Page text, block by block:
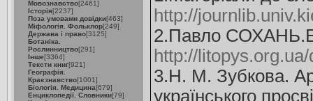
Мовознавство[2461]
Історія[2237]
Поза умовами довідки[463]
Міфологія. Фольклор[249]
Держава і право[3125]
Ботаніка.
Рослинництво[291]
Інше[3364]
Тексти книг[921]
Географія.
Краєзнавство[1001]
Біологія. Медицина[679]
Енциклопедії. Словники[79]
http://
2.Павло СОХАНЬ.Б.
http://
3.Н. М. Зубкова.
українського